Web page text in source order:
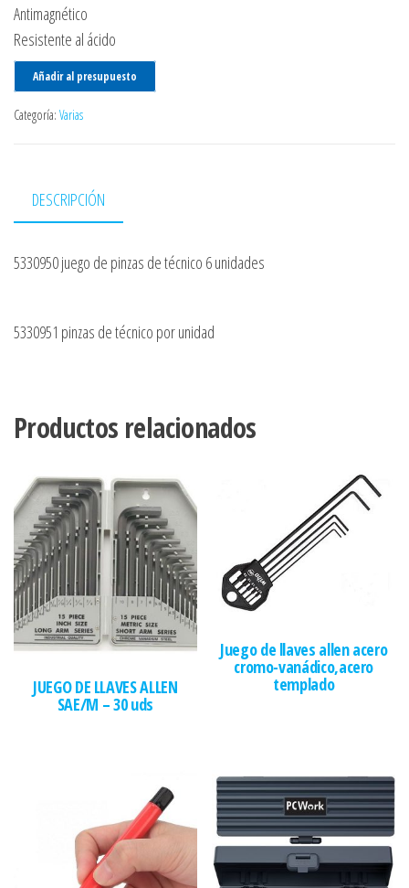
Antimagnético
Resistente al ácido
Añadir al presupuesto
Categoría: Varias
DESCRIPCIÓN
5330950 juego de pinzas de técnico 6 unidades
5330951 pinzas de técnico por unidad
Productos relacionados
JUEGO DE LLAVES ALLEN
SAE/M – 30 uds
Juego de llaves allen acero
cromo-vanádico,acero
templado